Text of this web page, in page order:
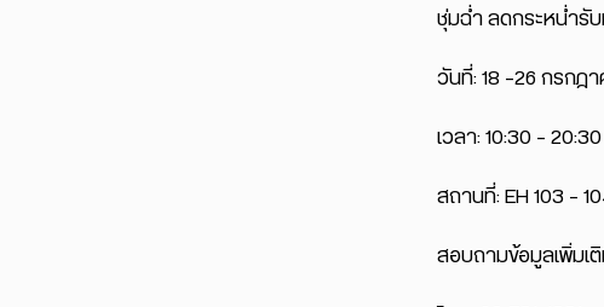
ชุ่มฉ่ำ ลดกระหน่ำรั
วันที่: 18 -26 กรกฎ
เวลา: 10:30 – 20:30
สถานที่: EH 103 –
สอบถามข้อมูลเพิ่มเ